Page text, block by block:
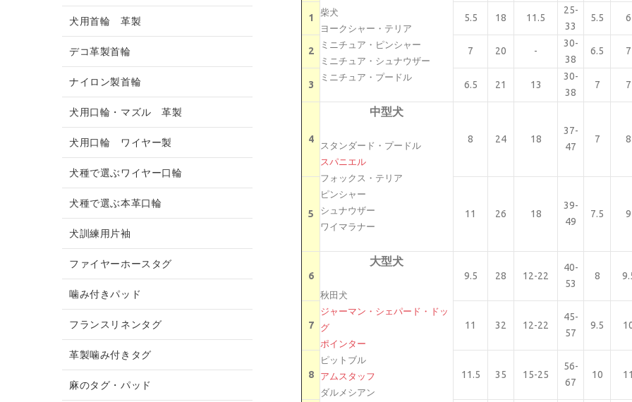
柴犬
ヨークシャー・テリア
ミニチュア・ピンシャー
ミニチュア・シュナウザー
ミニチュア・プードル
1 5.5 18 11.5
25-
33
5.5 6
2 7 20 -
30-
38
6.5 7
3 6.5 21 13
30-
38
7 7
4
中型犬
スタンダード・プードル
スパニエル
フォックス・テリア
ピンシャー
シュナウザー
ワイマラナー
8 24 18
37-
47
7 8
5 11 26 18
39-
49
7.5 9
6
大型犬
秋田犬
ジャーマン・シェパード・ドッ
グ
ポインター
ピットブル
アムスタッフ
ダルメシアン
9.5 28 12-22
40-
53
8
7 11 32 12-22
45-
57
9.5
8 11.5 35 15-25
56-
67
10 11
犬用首輪 革製
デコ革製首輪
ナイロン製首輪
犬用口輪・マズル 革製
犬用口輪 ワイヤー製
犬種で選ぶワイヤー口輪
犬種で選ぶ本革口輪
犬訓練用片袖
ファイヤーホースタグ
噛み付きパッド
フランスリネンタグ
革製噛み付きタグ
麻のタグ・パッド